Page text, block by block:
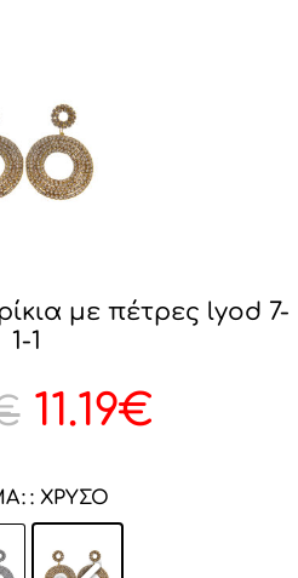
με πέτρες lyod 7-
1-1
11.19€
: ΧΡΥΣΌ